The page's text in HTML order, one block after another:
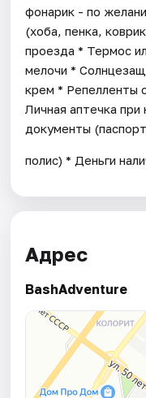
фонарик - по
(хоба, пенка,
проезда * Термос
мелочи *
крем * Репелленты
Личная аптечка
документы
полис) * Деньги
Адрес
BashAdventure